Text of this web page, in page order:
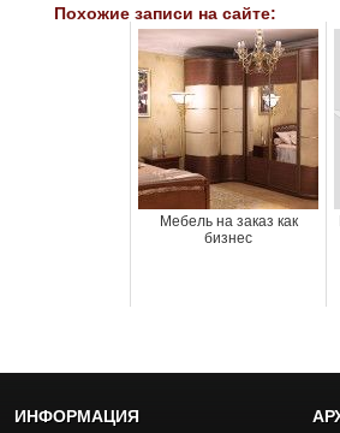
Похожие записи на сайте:
Мебель на заказ как
бизнес
ИНФОРМАЦИЯ